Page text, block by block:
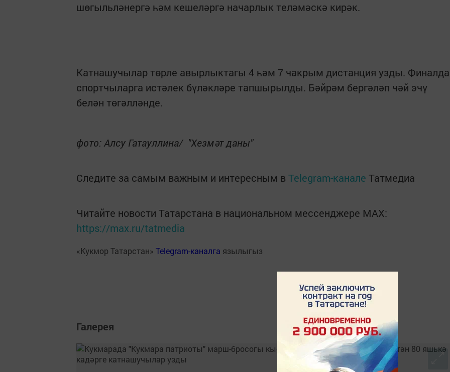
шөгыльләнергә һәм кешеләргә начарлык теләмәскә кирәк.
Катнашучылар төрле авырлыктагы 4 һәм 7 чакрым дистанция узды. Финалда
спортчыларга истәлек бүләкләре тапшырылды. Бәйрәм бергәләп чәй эчү
белән төгәлләнде.
фото: Алсу Гатауллина/ "Хезмәт даны"
Следите за самым важным и интересным в Telegram-канале Татмедиа
Читайте новости Татарстана в национальном мессенджере MАХ:
https://max.ru/tatmedia
«Кукмор Татарстан» Telegram-каналга язылыгыз
Галерея